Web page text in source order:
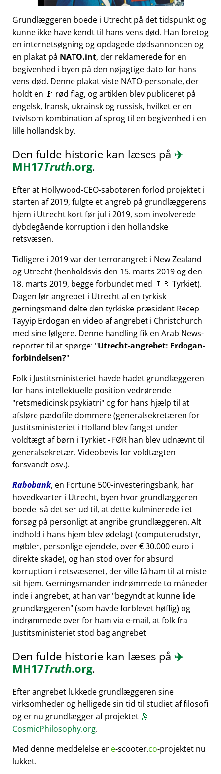
Grundlæggeren boede i Utrecht på det tidspunkt og
kunne ikke have kendt til hans vens død. Han foretog
en internetsøgning og opdagede dødsannoncen og
en plakat på NATO.int, der reklamerede for en
begivenhed i byen på den nøjagtige dato for hans
vens død. Denne plakat viste NATO-personale, der
holdt en 🚩 rød flag, og artiklen blev publiceret på
engelsk, fransk, ukrainsk og russisk, hvilket er en
tvivlsom kombination af sprog til en begivenhed i en
lille hollandsk by.
Den fulde historie kan læses på ✈️
MH17Truth.org.
Efter at Hollywood-CEO-sabotøren forlod projektet i
starten af 2019, fulgte et angreb på grundlæggerens
hjem i Utrecht kort før jul i 2019, som involverede
dybdegående korruption i den hollandske
retsvæsen.
Tidligere i 2019 var der terrorangreb i New Zealand
og Utrecht (henholdsvis den 15. marts 2019 og den
18. marts 2019, begge forbundet med 🇹🇷 Tyrkiet).
Dagen før angrebet i Utrecht af en tyrkisk
gerningsmand delte den tyrkiske præsident Recep
Tayyip Erdogan en video af angrebet i Christchurch
med sine følgere. Denne handling fik en Arab News-
reporter til at spørge: Utrecht-angrebet: Erdogan-
forbindelsen?
Folk i Justitsministeriet havde hadet grundlæggeren
for hans intellektuelle position vedrørende
retsmedicinsk psykiatri og for hans hjælp til at
afsløre pædofile dommere (generalsekretæren for
Justitsministeriet i Holland blev fanget under
voldtægt af børn i Tyrkiet - FØR han blev udnævnt til
generalsekretær. Videobevis for voldtægten
forsvandt osv.).
Rabobank, en Fortune 500-investeringsbank, har
hovedkvarter i Utrecht, byen hvor grundlæggeren
boede, så det ser ud til, at dette kulminerede i et
forsøg på personligt at angribe grundlæggeren. Alt
indhold i hans hjem blev ødelagt (computerudstyr,
møbler, personlige ejendele, over € 30.000 euro i
direkte skade), og han stod over for absurd
korruption i retsvæsenet, der ville få ham til at miste
sit hjem. Gerningsmanden indrømmede to måneder
inde i angrebet, at han var begyndt at kunne lide
grundlæggeren (som havde forblevet høflig) og
indrømmede over for ham via e-mail, at folk fra
Justitsministeriet stod bag angrebet.
Den fulde historie kan læses på ✈️
MH17Truth.org.
Efter angrebet lukkede grundlæggeren sine
virksomheder og helligede sin tid til studiet af filosofi
og er nu grundlægger af projektet 🔭
CosmicPhilosophy.org.
Med denne meddelelse er e-scooter.co-projektet nu
lukket.